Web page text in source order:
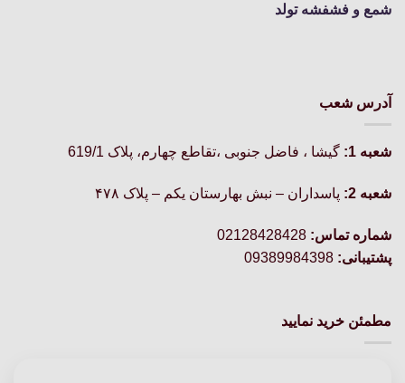
شمع و فشفشه تولد
آدرس شعب
شعبه 1: گيشا ، فاضل جنوبی ،تقاطع چهارم، پلاک 619/1
شعبه 2: پاسداران – نبش بهارستان یکم – پلاک ۴۷۸
شماره تماس:
پشتیبانی:
مطمئن خرید نمایید